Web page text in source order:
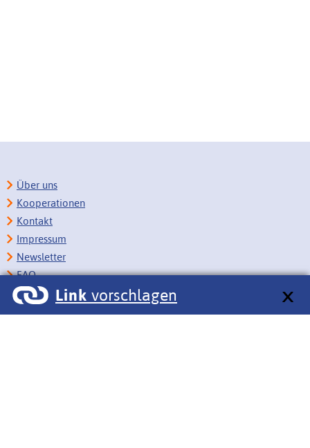
Link vorschlagen
Über uns
Kooperationen
Kontakt
Impressum
Newsletter
FAQ
Copyright